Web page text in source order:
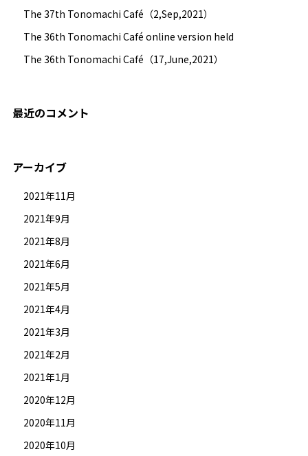
The 37th Tonomachi Café（2,Sep,2021）
The 36th Tonomachi Café online version held
The 36th Tonomachi Café（17,June,2021）
最近のコメント
アーカイブ
2021年11月
2021年9月
2021年8月
2021年6月
2021年5月
2021年4月
2021年3月
2021年2月
2021年1月
2020年12月
2020年11月
2020年10月